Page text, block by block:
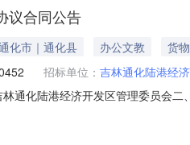
议合同公告
化市｜通化县 办公文教
货物
招标单位： 吉林通化陆港经
通化陆港经济开发区管理委员会
或标的基本概况：七、其它事项：